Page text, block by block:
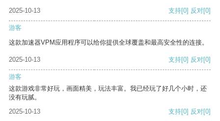
2025-10-13 支持[0] 反对[0]
游客
这款加速器VPM应用程序可以给你提供全球覆盖和最高安全性的连接。
2025-10-13 支持[0] 反对[0]
游客
这款游戏非常好玩，画面精美，玩法丰富。我已经玩了好几个小时，还
没有玩腻。
2025-10-13
支持[0] 反对[0]